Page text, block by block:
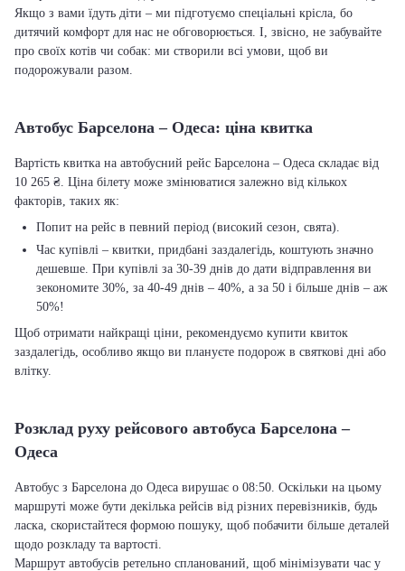
Якщо з вами їдуть діти – ми підготуємо спеціальні крісла, бо
дитячий комфорт для нас не обговорюється. І, звісно, не забувайте
про своїх котів чи собак: ми створили всі умови, щоб ви
подорожували разом.
Автобус Барселона – Одеса: ціна квитка
Вартість квитка на автобусний рейс Барселона – Одеса складає від
10 265 ₴. Ціна білету може змінюватися залежно від кількох
факторів, таких як:
Попит на рейс в певний період (високий сезон, свята).
Час купівлі – квитки, придбані заздалегідь, коштують значно
дешевше. При купівлі за 30-39 днів до дати відправлення ви
зекономите 30%, за 40-49 днів – 40%, а за 50 і більше днів – аж
50%!
Щоб отримати найкращі ціни, рекомендуємо купити квиток
заздалегідь, особливо якщо ви плануєте подорож в святкові дні або
влітку.
Розклад руху рейсового автобуса Барселона –
Одеса
Автобус з Барселона до Одеса вирушає о 08:50. Оскільки на цьому
маршруті може бути декілька рейсів від різних перевізників, будь
ласка, скористайтеся формою пошуку, щоб побачити більше деталей
щодо розкладу та вартості.
Маршрут автобусів ретельно спланований, щоб мінімізувати час у